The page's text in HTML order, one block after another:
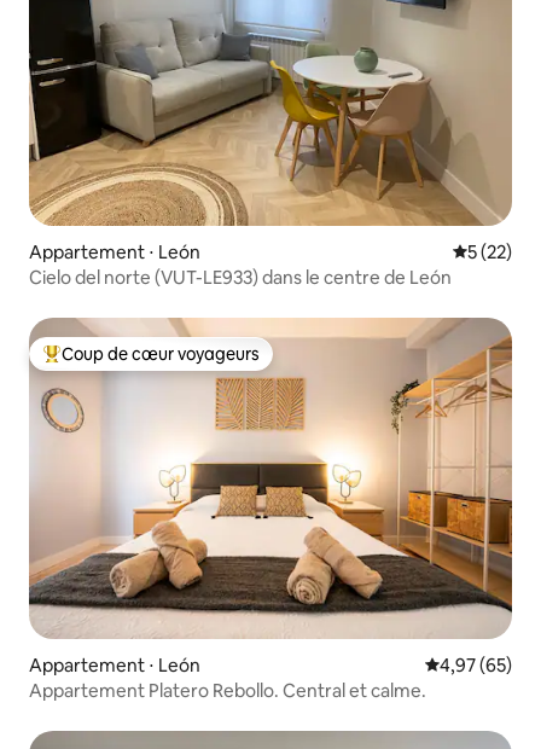
Appartement ⋅ León
5 (22)
Cielo del norte (VUT-LE933) dans le centre de León
Coups de cœur voyageurs les plus appréciés
Coup de cœur voyageurs
Appartement ⋅ León Évaluation
4,97 (65)
Appartement Platero Rebollo. Central et calme.